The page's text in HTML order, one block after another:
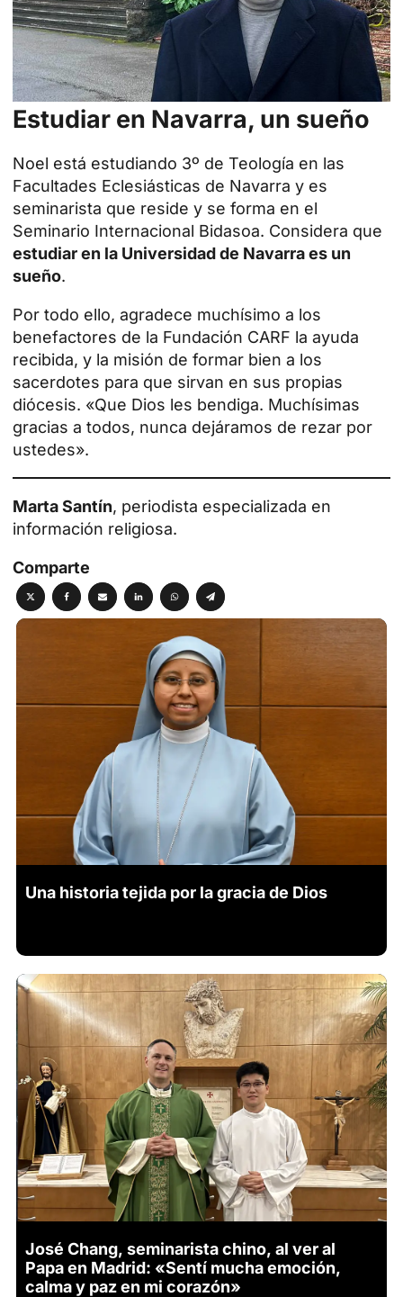
Estudiar en Navarra, un sueño
Noel está estudiando 3º de Teología en las
Facultades Eclesiásticas de Navarra y es
seminarista que reside y se forma en el
Seminario Internacional Bidasoa. Considera que
estudiar en la Universidad de Navarra es un
sueño.
Por todo ello, agradece muchísimo a los
benefactores de la Fundación CARF la ayuda
recibida, y la misión de formar bien a los
sacerdotes para que sirvan en sus propias
diócesis. «Que Dios les bendiga. Muchísimas
gracias a todos, nunca dejáramos de rezar por
ustedes».
Marta Santín, periodista especializada en
información religiosa.
Comparte
Una historia tejida por la gracia de Dios
José Chang, seminarista chino, al ver al
Papa en Madrid: «Sentí mucha emoción,
calma y paz en mi corazón»